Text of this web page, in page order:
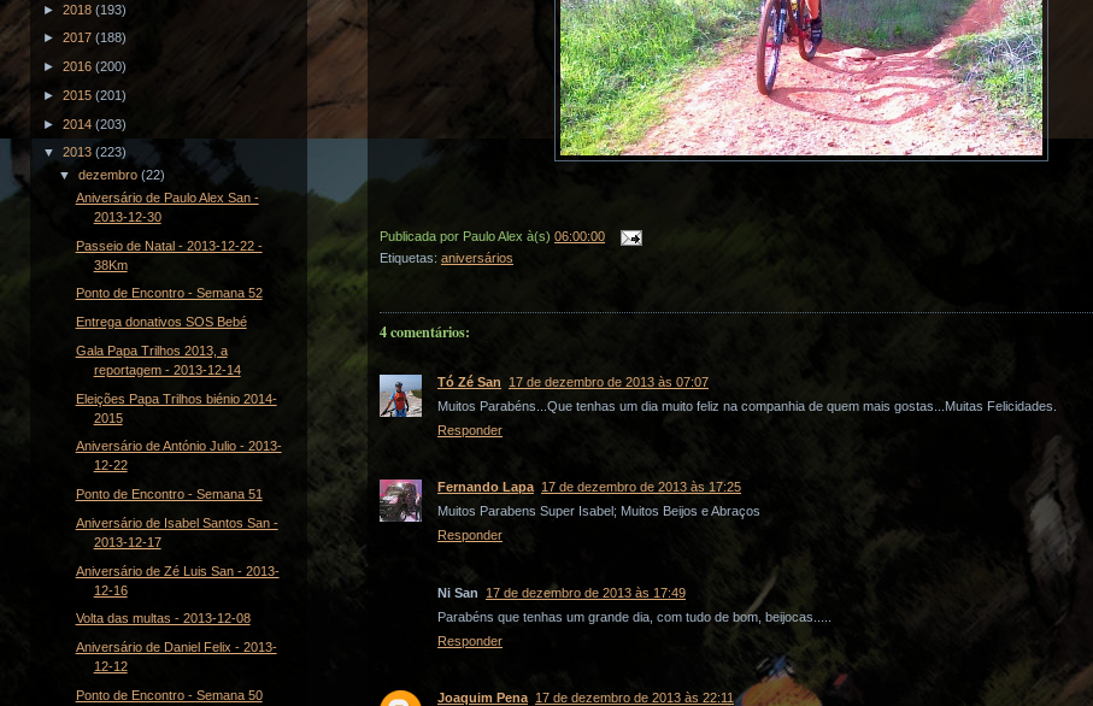
► 2018 (193)
► 2017 (188)
► 2016 (200)
► 2015 (201)
► 2014 (203)
▼ 2013 (223)
▼dezembro(22)
Aniversário de Paulo Alex San -
2013-12-30
Passeio de Natal - 2013-12-22 -
38Km
Ponto de Encontro - Semana 52
Entrega donativos SOS Bebé
Gala Papa Trilhos 2013, a
reportagem - 2013-12-14
Eleições Papa Trilhos biénio 2014-
2015
Aniversário de António Julio - 2013-
12-22
Ponto de Encontro - Semana 51
Aniversário de Isabel Santos San -
2013-12-17
Aniversário de Zé Luis San - 2013-
12-16
Volta das multas - 2013-12-08
Aniversário de Daniel Felix - 2013-
12-12
Ponto de Encontro - Semana 50
Publicada por Paulo Alex à(s) 06:00:00
Etiquetas: aniversários
4 comentários:
Tó Zé San 17 de dezembro de 2013 às 07:07
Muitos Parabéns...Que tenhas um dia muito feliz na companhia de quem mais gostas...Muitas Felicidades.
Responder
Fernando Lapa 17 de dezembro de 2013 às 17:25
Muitos Parabens Super Isabel; Muitos Beijos e Abraços
Responder
Ni San
17 de dezembro de 2013 às 17:49
Parabéns que tenhas um grande dia, com tudo de bom, beijocas.....
Responder
Joaquim Pena 17 de dezembro de 2013 às 22:11